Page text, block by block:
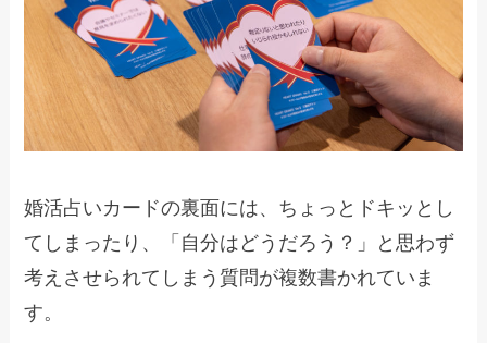
婚活占いカードの裏面には、ちょっとドキッとし
てしまったり、「自分はどうだろう？」と思わず
考えさせられてしまう質問が複数書かれていま
す。